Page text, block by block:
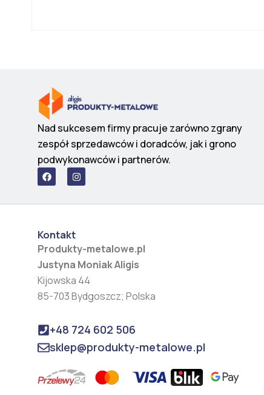
Nad sukcesem firmy pracuje zarówno zgrany
zespół sprzedawców i doradców, jak i grono
podwykonawców i partnerów.
F
a
c
b
k
I
n
s
a
a
m
Kontakt
Produkty-metalowe.pl
Justyna Moniak Aligis
Kijowska 44
85-703 Bydgoszcz; Polska
+48 724 602 506
sklep@produkty-metalowe.pl